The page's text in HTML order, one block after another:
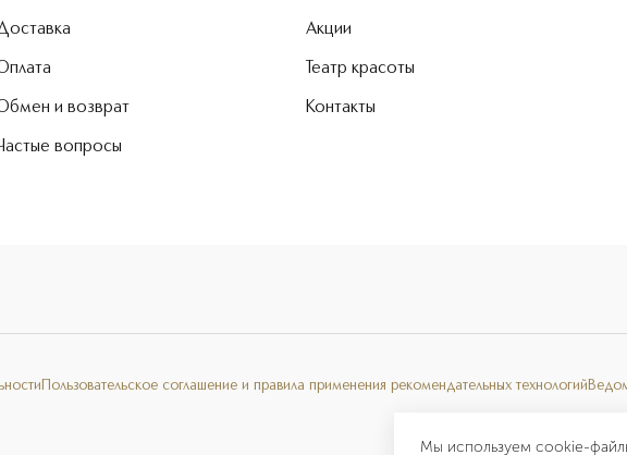
Мы используем cookie-
и возврат
вопросы
Акции
Театр красоты
Контакты
Пользовательское соглашение и правила применения рекомендательных технологий